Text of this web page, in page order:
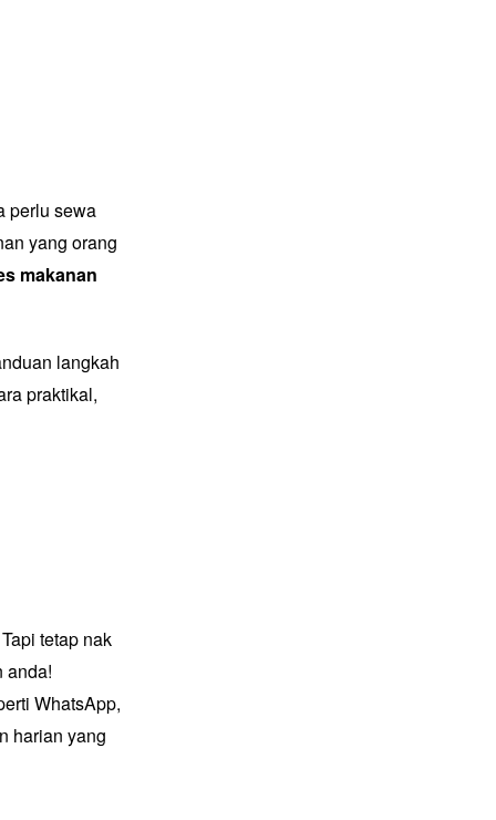
perlu sewa
yang orang
makanan
langkah
praktikal,
tetap nak
anda!
WhatsApp,
harian yang